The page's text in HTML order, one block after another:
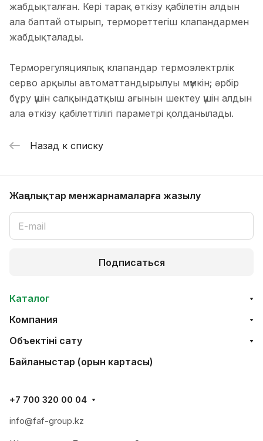
жабдықталған. Кері тарақ өткізу қабілетін алдын
ала баптай отырып, термореттегіш клапандармен
жабдықталады.
Терморегуляциялық клапандар термоэлектрлік
серво арқылы автоматтандырылуы мүмкін; әрбір
бұру үшін салқындатқыш ағынын шектеу үшін алдын
ала өткізу қабілеттілігі параметрі қолданылады.
Назад к списку
Жаңалықтар менжарнамаларға жазылу
Подписаться
Каталог
Компания
Объектінi сату
Байланыстар (орын картасы)
+7 700 320 00 04
info@faf-group.kz